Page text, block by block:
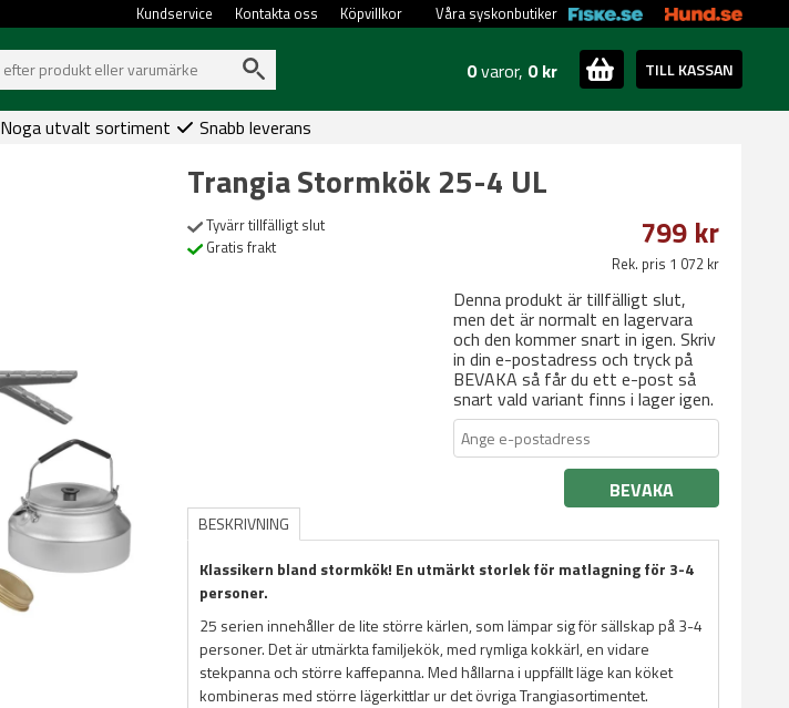
Våra syskonbutiker
Köpvillkor
Kontakta oss
Kundservice
0varor, 0 kr TILL KASSAN
Noga utvalt sortiment Snabb leverans
Trangia Stormkök 25-4 UL
Tyvärr tillfälligt slut
Gratis frakt
799 kr
Rek. pris 1 072 kr
Denna produkt är tillfälligt slut,
men det är normalt en lagervara
och den kommer snart in igen. Skriv
in din e-postadress och tryck på
BEVAKA så får du ett e-post så
snart vald variant finns i lager igen.
BEVAKA
BESKRIVNING
Klassikern bland stormkök! En utmärkt storlek för matlagning för 3-4
personer.
25 serien innehåller de lite större kärlen, som lämpar sig för sällskap på 3-4
personer. Det är utmärkta familjekök, med rymliga kokkärl, en vidare
stekpanna och större kaffepanna. Med hållarna i uppfällt läge kan köket
kombineras med större lägerkittlar ur det övriga Trangiasortimentet.